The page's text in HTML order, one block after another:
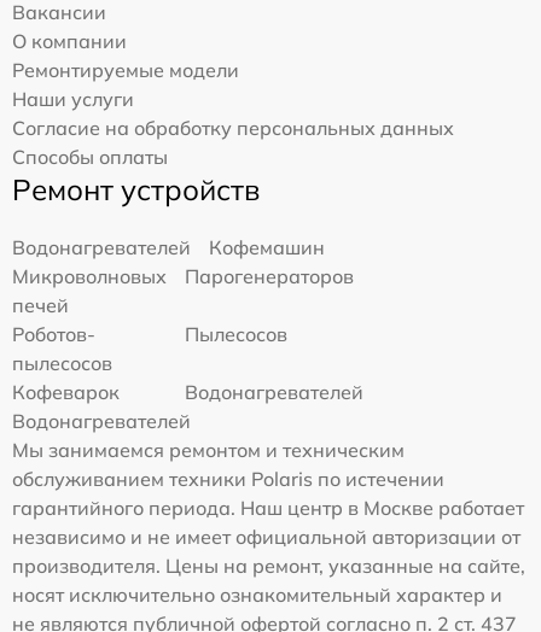
Вакансии
О компании
Ремонтируемые модели
Наши услуги
Согласие на обработку персональных данных
Способы оплаты
Ремонт устройств
Водонагревателей
Кофемашин
Микроволновых
печей
Парогенераторов
Роботов-
пылесосов
Пылесосов
Кофеварок
Водонагревателей
Водонагревателей
Мы занимаемся ремонтом и техническим
обслуживанием техники Polaris по истечении
гарантийного периода. Наш центр в Москве работает
независимо и не имеет официальной авторизации от
производителя. Цены на ремонт, указанные на сайте,
носят исключительно ознакомительный характер и
не являются публичной офертой согласно п. 2 ст. 437